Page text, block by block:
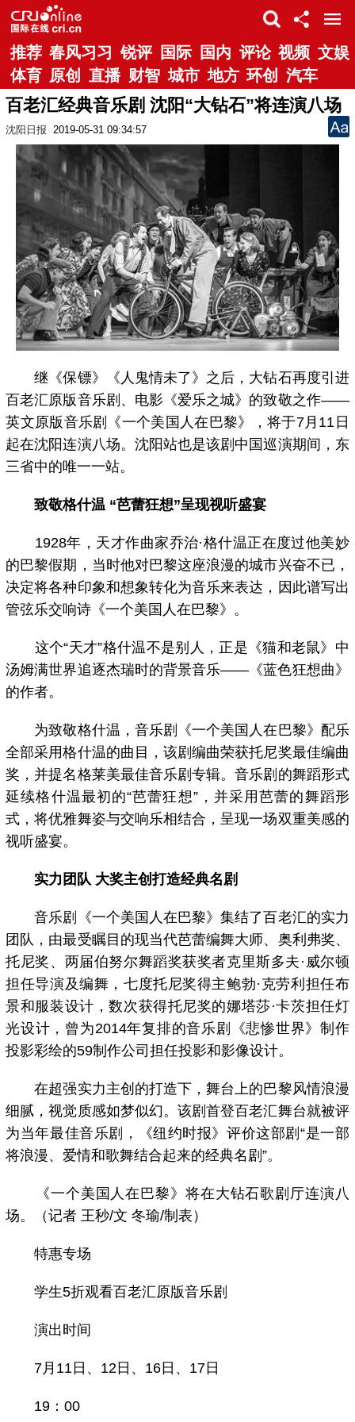
推荐 春风习习 锐评 国际 国内 评论 视频 文娱
体育 原创 直播 财智 城市 地方 环创 汽车
百老汇经典音乐剧 沈阳“大钻石”将连演八场
沈阳日报 2019-05-31 09:34:57
继《保镖》《人鬼情未了》之后，大钻石再度引进
百老汇原版音乐剧、电影《爱乐之城》的致敬之作——
英文原版音乐剧《一个美国人在巴黎》，将于7月11日
起在沈阳连演八场。沈阳站也是该剧中国巡演期间，东
三省中的唯一一站。
致敬格什温 “芭蕾狂想”呈现视听盛宴
1928年，天才作曲家乔治·格什温正在度过他美妙
的巴黎假期，当时他对巴黎这座浪漫的城市兴奋不已，
决定将各种印象和想象转化为音乐来表达，因此谱写出
管弦乐交响诗《一个美国人在巴黎》。
这个“天才”格什温不是别人，正是《猫和老鼠》中
汤姆满世界追逐杰瑞时的背景音乐——《蓝色狂想曲》
的作者。
为致敬格什温，音乐剧《一个美国人在巴黎》配乐
全部采用格什温的曲目，该剧编曲荣获托尼奖最佳编曲
奖，并提名格莱美最佳音乐剧专辑。音乐剧的舞蹈形式
延续格什温最初的“芭蕾狂想”，并采用芭蕾的舞蹈形
式，将优雅舞姿与交响乐相结合，呈现一场双重美感的
视听盛宴。
实力团队 大奖主创打造经典名剧
音乐剧《一个美国人在巴黎》集结了百老汇的实力
团队，由最受瞩目的现当代芭蕾编舞大师、奥利弗奖、
托尼奖、两届伯努尔舞蹈奖获奖者克里斯多夫·威尔顿
担任导演及编舞，七度托尼奖得主鲍勃·克劳利担任布
景和服装设计，数次获得托尼奖的娜塔莎·卡茨担任灯
光设计，曾为2014年复排的音乐剧《悲惨世界》制作
投影彩绘的59制作公司担任投影和影像设计。
在超强实力主创的打造下，舞台上的巴黎风情浪漫
细腻，视觉质感如梦似幻。该剧首登百老汇舞台就被评
为当年最佳音乐剧，《纽约时报》评价这部剧“是一部
将浪漫、爱情和歌舞结合起来的经典名剧”。
《一个美国人在巴黎》将在大钻石歌剧厅连演八
场。（记者 王秒/文 冬瑜/制表 ）
特惠专场
学生5折观看百老汇原版音乐剧
演出时间
7月11日、12日、16日、17日
19：00